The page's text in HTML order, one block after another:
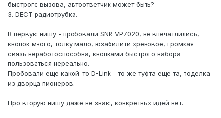
быстрого вызова, автоответчик может быть?
3. DECT радиотрубка.
В первую нишу - пробовали SNR-VP7020, не впечатлились,
кнопок много, толку мало, юзабилити хреновое, громкая
связь неработоспособна, кнопками быстрого набора
пользоваться нереально.
Пробовали еще какой-то D-Link - то же туфта еще та, поделка
из дворца пионеров.
Про вторую нишу даже не знаю, конкретных идей нет.